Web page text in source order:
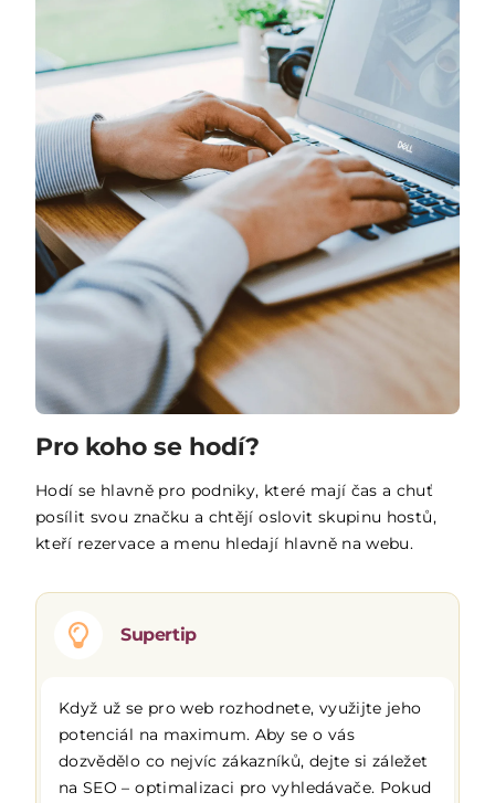
Pro koho se hodí?
Hodí se hlavně pro podniky, které mají čas a chuť
posílit svou značku a chtějí oslovit skupinu hostů,
kteří rezervace a menu hledají hlavně na webu.
Supertip
Když už se pro web rozhodnete, využijte jeho
potenciál na maximum. Aby se o vás
dozvědělo co nejvíc zákazníků, dejte si záležet
na SEO – optimalizaci pro vyhledávače. Pokud